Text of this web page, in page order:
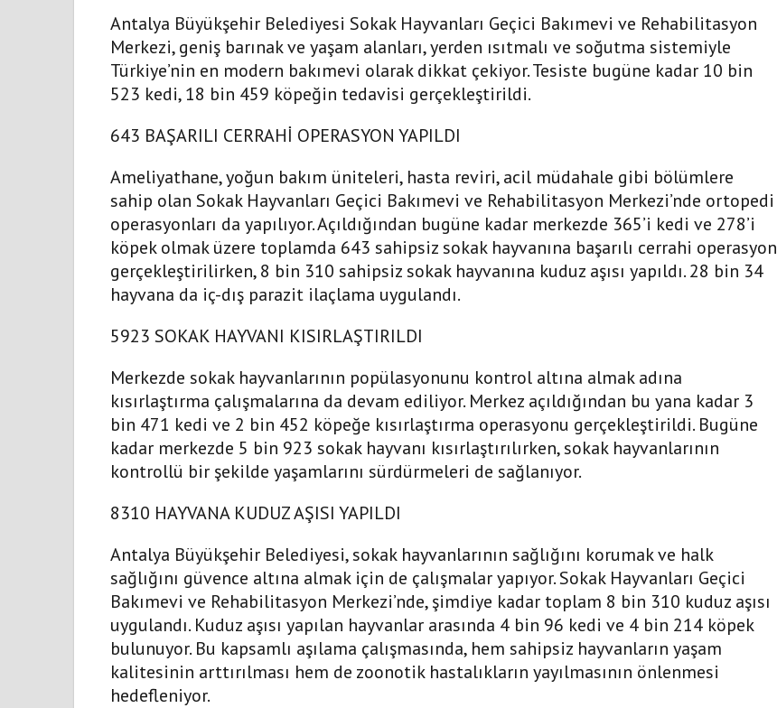
Antalya Büyükşehir Belediyesi Sokak Hayvanları Geçici Bakımevi ve Rehabilitasyon
Merkezi, geniş barınak ve yaşam alanları, yerden ısıtmalı ve soğutma sistemiyle
Türkiye’nin en modern bakımevi olarak dikkat çekiyor. Tesiste bugüne kadar 10 bin
523 kedi, 18 bin 459 köpeğin tedavisi gerçekleştirildi.
643 BAŞARILI CERRAHİ OPERASYON YAPILDI
Ameliyathane, yoğun bakım üniteleri, hasta reviri, acil müdahale gibi bölümlere
sahip olan Sokak Hayvanları Geçici Bakımevi ve Rehabilitasyon Merkezi’nde ortopedi
operasyonları da yapılıyor. Açıldığından bugüne kadar merkezde 365’i kedi ve 278’i
köpek olmak üzere toplamda 643 sahipsiz sokak hayvanına başarılı cerrahi operasyon
gerçekleştirilirken, 8 bin 310 sahipsiz sokak hayvanına kuduz aşısı yapıldı. 28 bin 34
hayvana da iç-dış parazit ilaçlama uygulandı.
5923 SOKAK HAYVANI KISIRLAŞTIRILDI
Merkezde sokak hayvanlarının popülasyonunu kontrol altına almak adına
kısırlaştırma çalışmalarına da devam ediliyor. Merkez açıldığından bu yana kadar 3
bin 471 kedi ve 2 bin 452 köpeğe kısırlaştırma operasyonu gerçekleştirildi. Bugüne
kadar merkezde 5 bin 923 sokak hayvanı kısırlaştırılırken, sokak hayvanlarının
kontrollü bir şekilde yaşamlarını sürdürmeleri de sağlanıyor.
8310 HAYVANA KUDUZ AŞISI YAPILDI
Antalya Büyükşehir Belediyesi, sokak hayvanlarının sağlığını korumak ve halk
sağlığını güvence altına almak için de çalışmalar yapıyor. Sokak Hayvanları Geçici
Bakımevi ve Rehabilitasyon Merkezi’nde, şimdiye kadar toplam 8 bin 310 kuduz aşısı
uygulandı. Kuduz aşısı yapılan hayvanlar arasında 4 bin 96 kedi ve 4 bin 214 köpek
bulunuyor. Bu kapsamlı aşılama çalışmasında, hem sahipsiz hayvanların yaşam
kalitesinin arttırılması hem de zoonotik hastalıkların yayılmasının önlenmesi
hedefleniyor.